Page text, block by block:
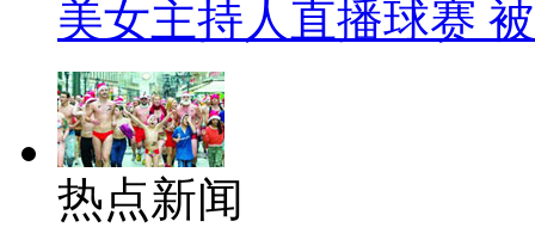
美女主持人直播球赛
热点新闻